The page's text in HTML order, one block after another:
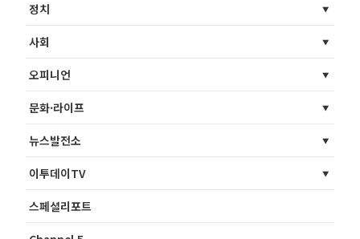
정치
사회
오피니언
문화·라이프
뉴스발전소
이투데이TV
스페셜리포트